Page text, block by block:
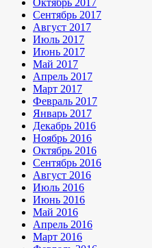
Октябрь 2017
Сентябрь 2017
Август 2017
Июль 2017
Июнь 2017
Май 2017
Апрель 2017
Март 2017
Февраль 2017
Январь 2017
Декабрь 2016
Ноябрь 2016
Октябрь 2016
Сентябрь 2016
Август 2016
Июль 2016
Июнь 2016
Май 2016
Апрель 2016
Март 2016